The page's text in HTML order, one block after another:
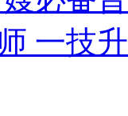
一技